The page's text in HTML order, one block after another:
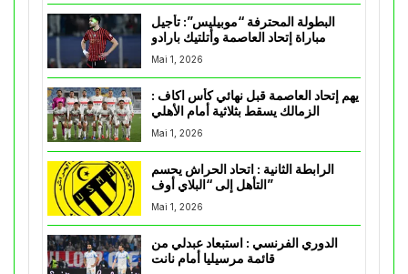
البطولة المحترفة “موبيليس”: تأجيل
مباراة إتحاد العاصمة وأتلتيك بارادو
Mai 1, 2026
يهم إتحاد العاصمة قبل نهائي كأس اكاف :
Mai 1, 2026
الرابطة الثانية : اتحاد الحراش يحسم
التأهل إلى “البلاي أوف”
Mai 1, 2026
الدوري الفرنسي : استبعاد عبدلي من
قائمة مرسيليا أمام نانت